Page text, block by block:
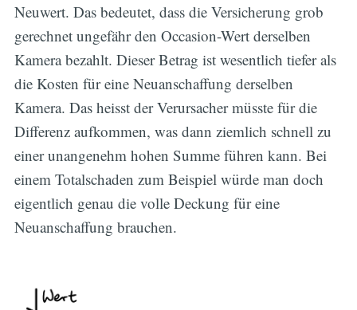
Neuwert. Das bedeutet, dass die Versicherung grob
gerechnet ungefähr den Occasion-Wert derselben
Kamera bezahlt. Dieser Betrag ist wesentlich tiefer als
die Kosten für eine Neuanschaffung derselben
Kamera. Das heisst der Verursacher müsste für die
Differenz aufkommen, was dann ziemlich schnell zu
einer unangenehm hohen Summe führen kann. Bei
einem Totalschaden zum Beispiel würde man doch
eigentlich genau die volle Deckung für eine
Neuanschaffung brauchen.